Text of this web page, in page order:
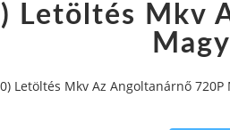
Letöltés Mkv
Letöltés Mkv Az Angoltanárnő 720P